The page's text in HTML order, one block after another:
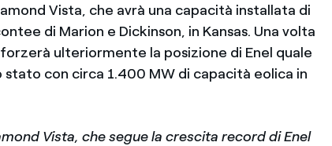
Vista, che avrà una capacità installata di
di Marion e Dickinson, in Kansas. Una volta
ulteriormente la posizione di Enel quale
con circa 1.400 MW di capacità eolica in
Vista, che segue la crescita record di Enel